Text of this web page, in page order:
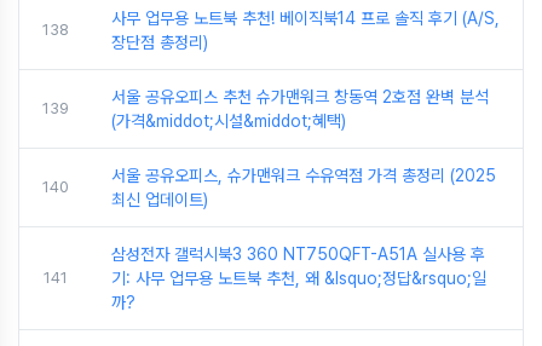
138
사무 업무용 노트북 추천! 베이직북14 프로 솔직 후기 (A/S,
장단점 총정리)
139
서울 공유오피스 추천 슈가맨워크 창동역 2호점 완벽 분석
(가격&middot;시설&middot;혜택)
140
서울 공유오피스, 슈가맨워크 수유역점 가격 총정리 (2025
최신 업데이트)
141
삼성전자 갤럭시북3 360 NT750QFT-A51A 실사용 후
기: 사무 업무용 노트북 추천, 왜 &lsquo;정답&rsquo;일
까?